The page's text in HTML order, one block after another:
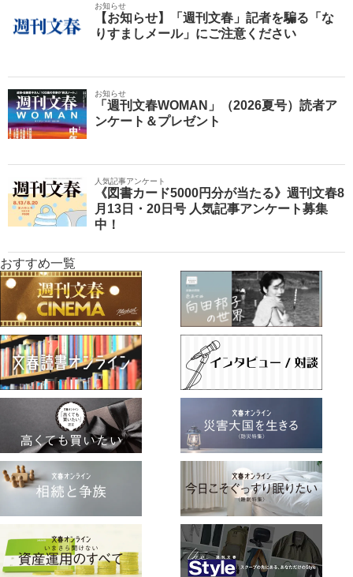
お知らせ
【お知らせ】「週刊文春」記者を騙る「な
りすましメール」にご注意ください
お知らせ
「週刊文春WOMAN」（2026夏号）読者ア
ンケート＆プレゼント
人気記事アンケート
《図書カード5000円分が当たる》週刊文春8
月13日・20日号 人気記事アンケート募集
中！
おすすめ一覧